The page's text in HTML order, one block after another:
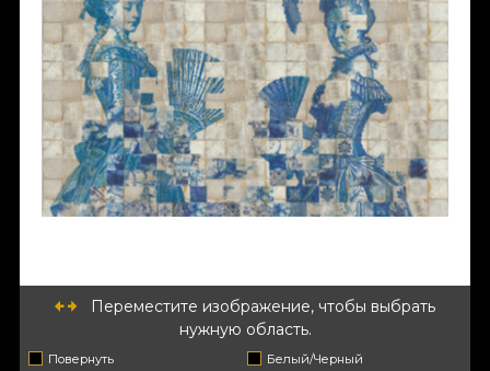
Переместите изображение, чтобы выбрать
нужную область.
Повернуть
Белый/Черный